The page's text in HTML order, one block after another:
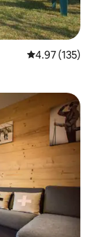
レビュー135
4.97 (135)